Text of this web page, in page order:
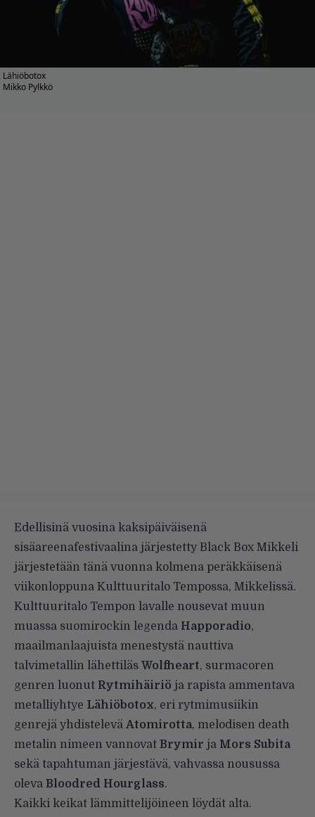
Lähiöbotox
Mikko Pylkkö
Edellisinä vuosina kaksipäiväisenä
sisäareenafestivaalina järjestetty Black Box Mikkeli
järjestetään tänä vuonna kolmena peräkkäisenä
viikonloppuna Kulttuuritalo Tempossa, Mikkelissä.
Kulttuuritalo Tempon lavalle nousevat muun
muassa suomirockin legenda Happoradio,
maailmanlaajuista menestystä nauttiva
talvimetallin lähettiläs Wolfheart, surmacoren
genren luonut Rytmihäiriö ja rapista ammentava
metalliyhtye Lähiöbotox, eri rytmimusiikin
genrejä yhdistelevä Atomirotta, melodisen death
metalin nimeen vannovat Brymir ja Mors Subita
sekä tapahtuman järjestävä, vahvassa nousussa
oleva Bloodred Hourglass.
Kaikki keikat lämmittelijöineen löydät alta.